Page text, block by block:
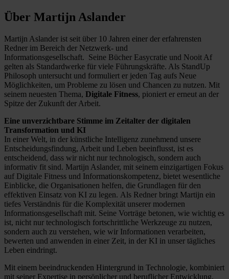
Über Martijn Aslander
Martijn Aslander ist seit über 10 Jahren einer der erfahrensten
Redner im Bereich der Netzwerk- und
Informationsgesellschaft. Seine Bücher Easycratie und Nooit Af
gelten als Standardwerke für viele Führungskräfte. Als StandUp
Philosoph untersucht und formuliert er jeden Tag aufs Neue
Möglichkeiten, um Probleme zu lösen und Chancen zu nutzen. Mit
seinem neuesten Thema, Digitale Fitness, pioniert er erneut an der
Spitze der Zukunft der Arbeit.
Eine unverzichtbare Stimme im Zeitalter der digitalen
Transformation und KI
In einer Welt, in der künstliche Intelligenz zunehmend unsere
Entscheidungsfindung, Arbeit und Leben beeinflusst, ist es
entscheidend, dass wir nicht nur technologisch, sondern auch
informativ fit sind. Martijn Aslander, mit seinem einzigartigen Fokus
auf Digitale Fitness und Informationskompetenz, bietet wesentliche
Einblicke, die Organisationen helfen, die Grundlagen für den
effektiven Einsatz von KI zu legen. Als Redner bringt Martijn ein
tiefes Verständnis für die Komplexität unserer modernen
Informationsgesellschaft mit. Seine Vorträge betonen, wie wichtig es
ist, nicht nur technologisch fortschrittliche Werkzeuge zu nutzen,
sondern auch zu verstehen, wie wir Informationen verarbeiten,
bewerten und anwenden in einer Zeit, in der KI in unser tägliches
Leben eindringt.
Mit einem beeindruckenden Hintergrund in Technologie, kombiniert
mit seiner Expertise in persönlicher und beruflicher Entwicklung,